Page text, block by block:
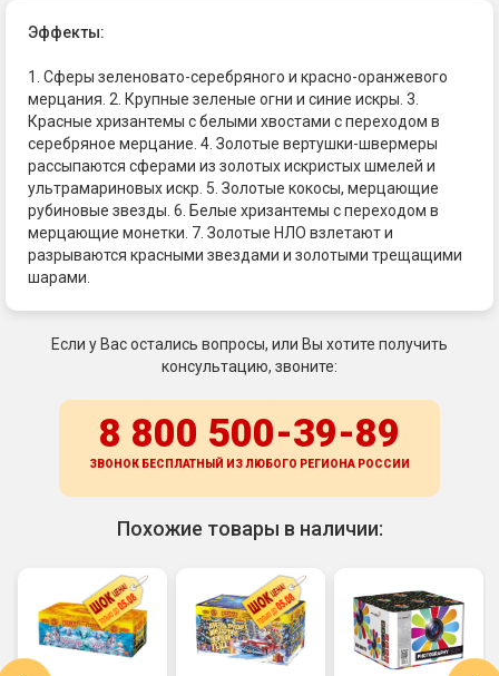
Эффекты:
1. Сферы зеленовато-серебряного и красно-оранжевого
мерцания. 2. Крупные зеленые огни и синие искры. 3.
Красные хризантемы с белыми хвостами с переходом в
серебряное мерцание. 4. Золотые вертушки-швермеры
рассыпаются сферами из золотых искристых шмелей и
ультрамариновых искр. 5. Золотые кокосы, мерцающие
рубиновые звезды. 6. Белые хризантемы с переходом в
мерцающие монетки. 7. Золотые НЛО взлетают и
разрываются красными звездами и золотыми трещащими
шарами.
Если у Вас остались вопросы, или Вы хотите получить
консультацию, звоните:
8 800 500-39-89
ЗВОНОК БЕСПЛАТНЫЙ ИЗ ЛЮБОГО РЕГИОНА РОССИИ
Похожие товары в наличии: